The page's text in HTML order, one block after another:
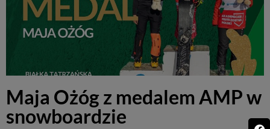
Maja Ożóg z medalem AMP w
snowboardzie